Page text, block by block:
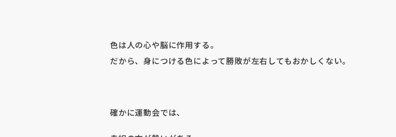
色は人の心や脳に作用する。
だから、身につける色によって勝敗が左右してもおかしくない。
確かに運動会では、